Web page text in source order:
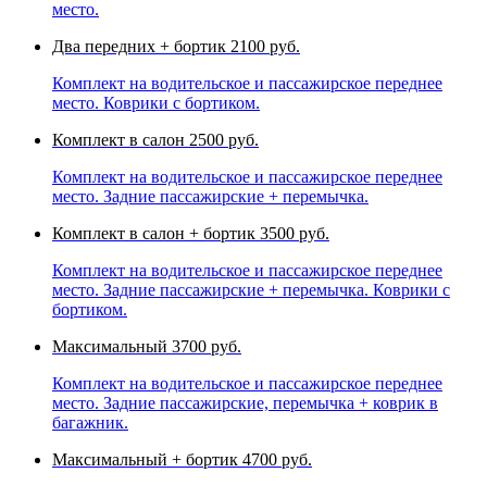
место.
Два передних + бортик 2100 руб.
Комплект на водительское и пассажирское переднее
место. Коврики с бортиком.
Комплект в салон 2500 руб.
Комплект на водительское и пассажирское переднее
место. Задние пассажирские + перемычка.
Комплект в салон + бортик 3500 руб.
Комплект на водительское и пассажирское переднее
место. Задние пассажирские + перемычка. Коврики с
бортиком.
Максимальный 3700 руб.
Комплект на водительское и пассажирское переднее
место. Задние пассажирские, перемычка + коврик в
багажник.
Максимальный + бортик 4700 руб.